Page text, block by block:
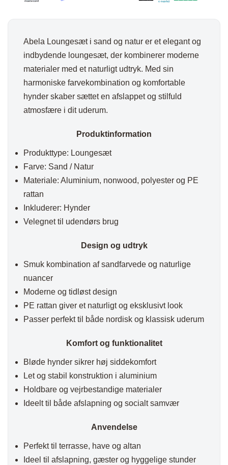
Abela Loungesæt i sand og natur er et elegant og
indbydende loungesæt, der kombinerer moderne
materialer med et naturligt udtryk. Med sin
harmoniske farvekombination og komfortable
hynder skaber sættet en afslappet og stilfuld
atmosfære i dit uderum.
Produktinformation
Produkttype: Loungesæt
Farve: Sand / Natur
Materiale: Aluminium, nonwood, polyester og PE
rattan
Inkluderer: Hynder
Velegnet til udendørs brug
Design og udtryk
Smuk kombination af sandfarvede og naturlige
nuancer
Moderne og tidløst design
PE rattan giver et naturligt og eksklusivt look
Passer perfekt til både nordisk og klassisk uderum
Komfort og funktionalitet
Bløde hynder sikrer høj siddekomfort
Let og stabil konstruktion i aluminium
Holdbare og vejrbestandige materialer
Ideelt til både afslapning og socialt samvær
Anvendelse
Perfekt til terrasse, have og altan
Ideel til afslapning, gæster og hyggelige stunder